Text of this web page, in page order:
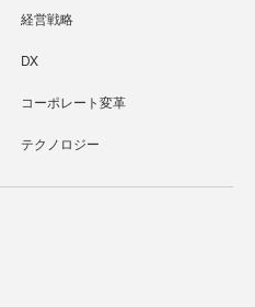
経営戦略
DX
コーポレート変革
テクノロジー